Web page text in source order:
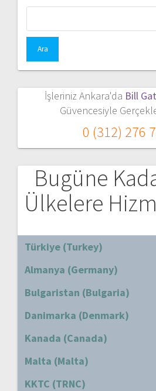
İşleriniz Ankara'da Bill
Güvencesiyle
0 (312) 276
Bugüne
Ülkelere
Türkiye (Turkey)
Almanya (Germany)
Bulgaristan (Bulgaria)
Danimarka (Denmark)
Kanada (Canada)
Malta (Malta)
KKTC (TRNC)